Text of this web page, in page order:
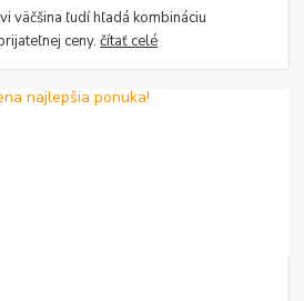
väčšina ľudí hľadá kombináciu
ceny.čítať celé